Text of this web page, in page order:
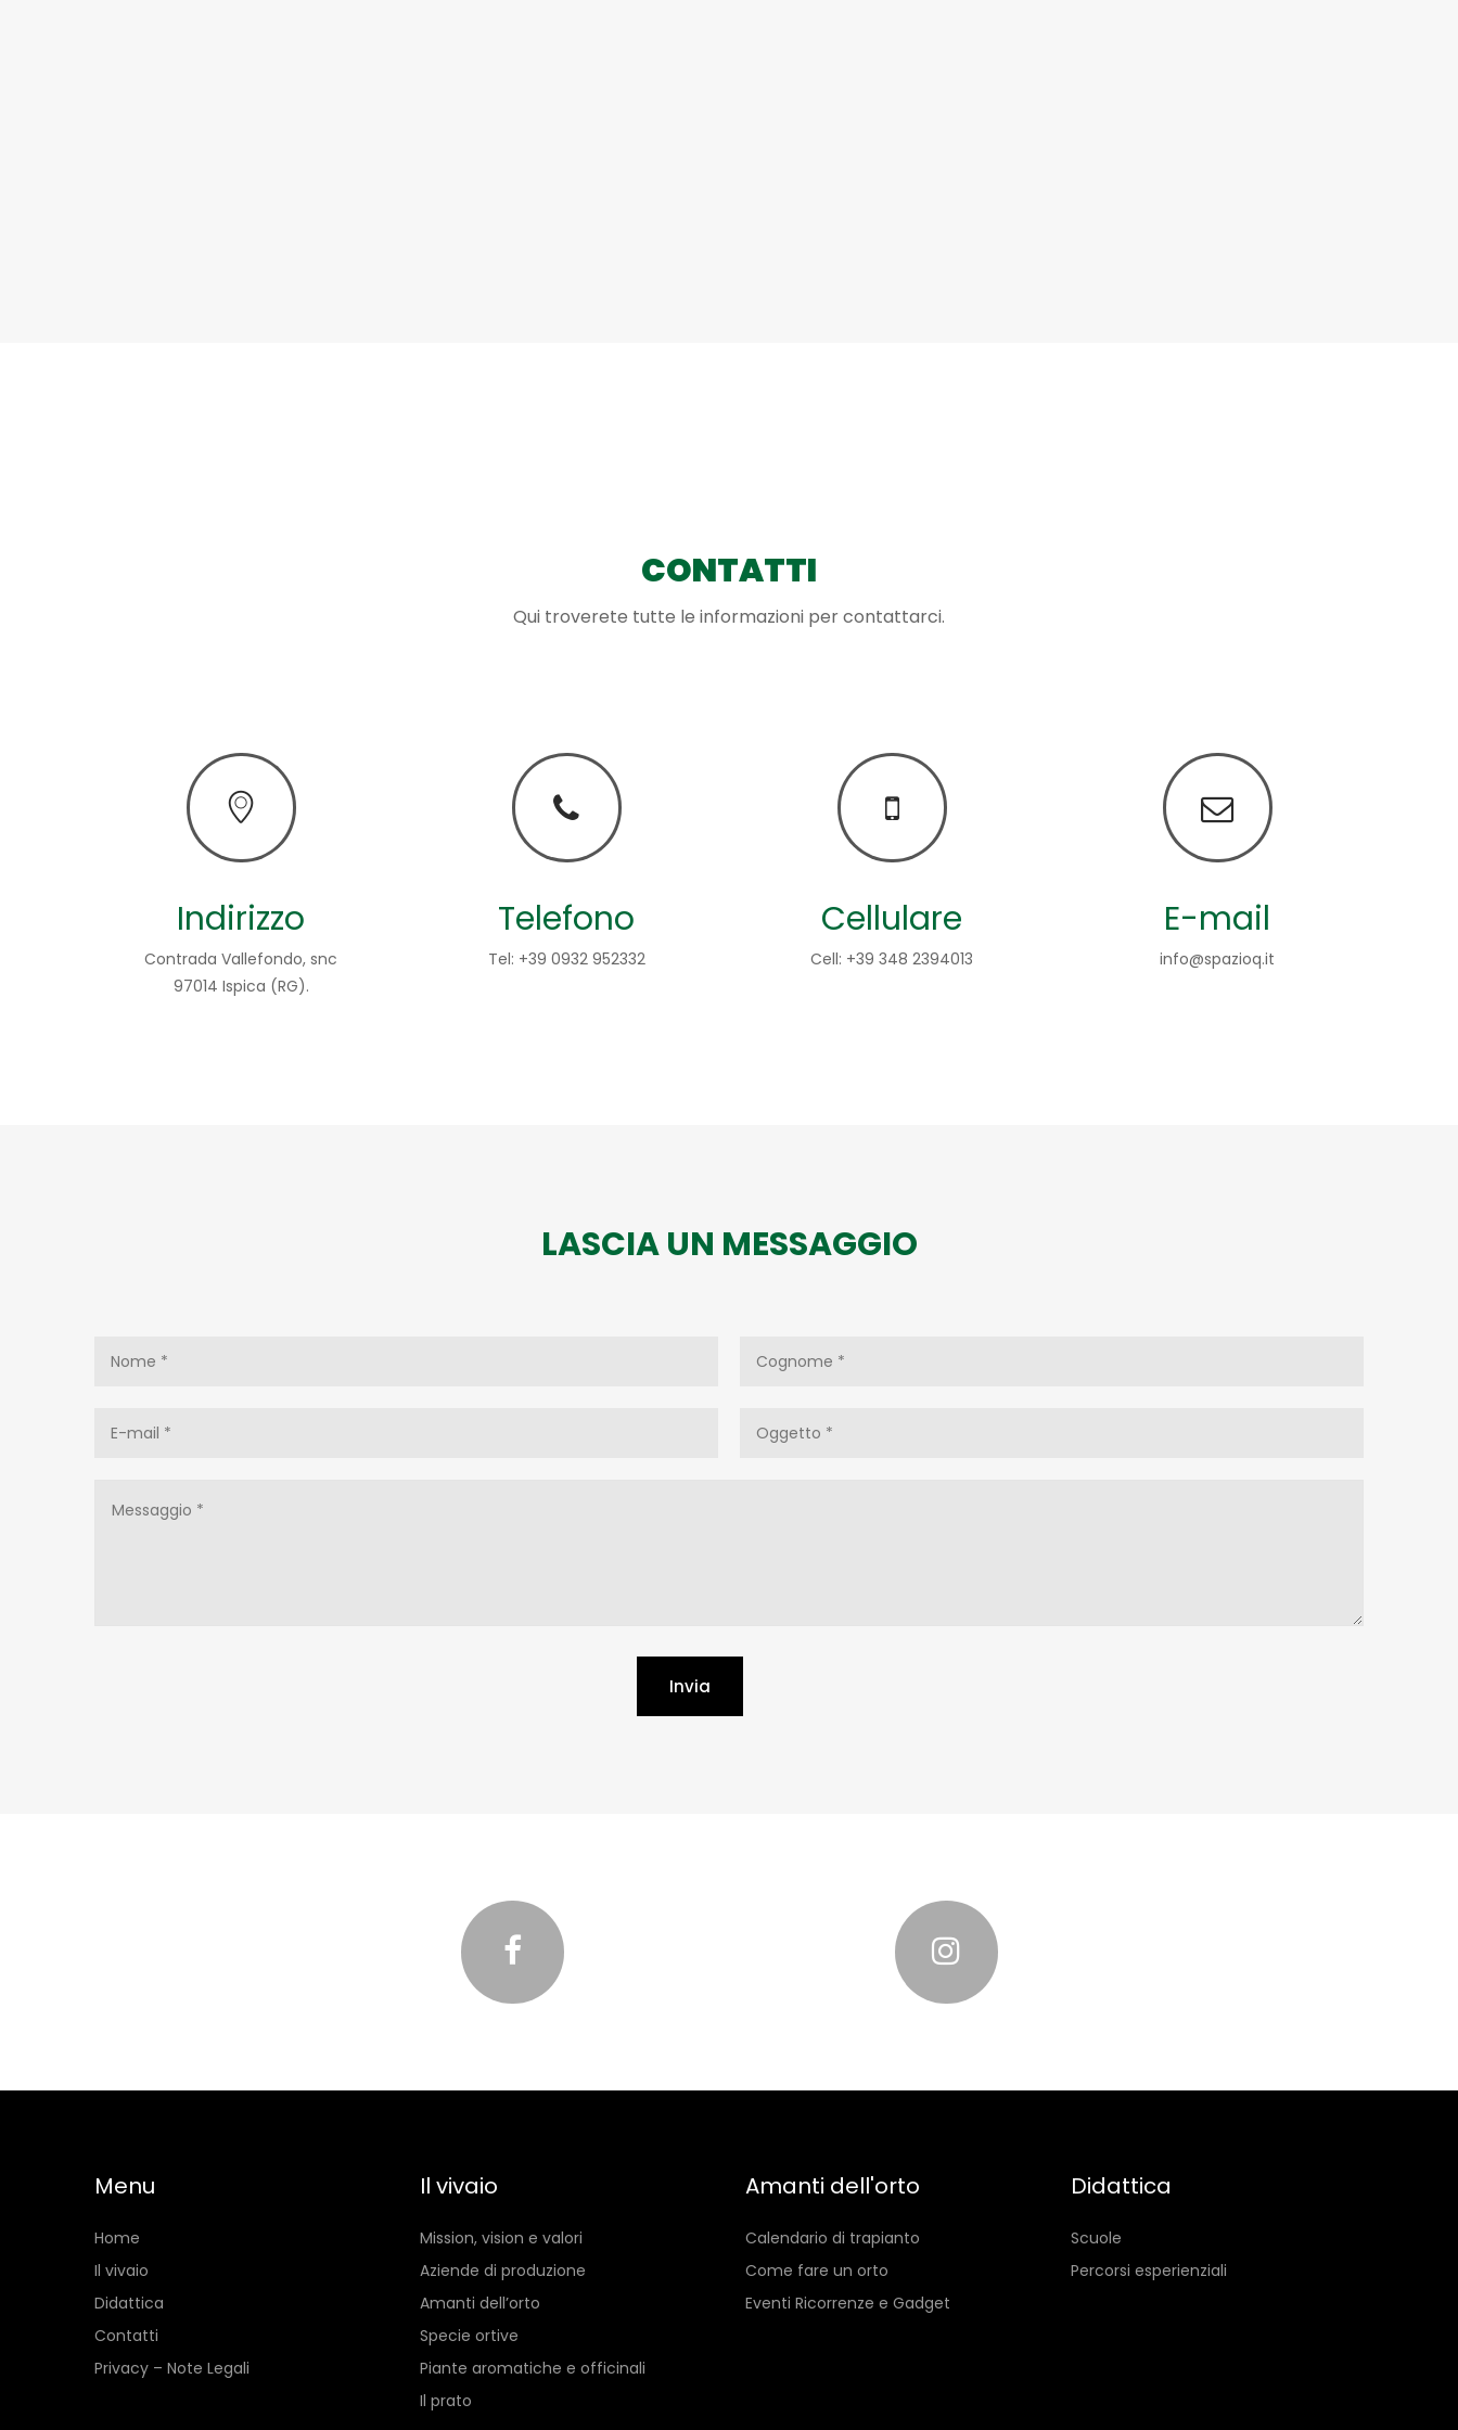
CONTATTI
Qui troverete tutte le informazioni per contattarci.
Indirizzo
Contrada Vallefondo, snc
97014 Ispica (RG).
Telefono
Tel: +39 0932 952332
Cellulare
Cell: +39 348 2394013
E-mail
info@spazioq.it
LASCIA UN MESSAGGIO
Menu
Home
Il vivaio
Didattica
Contatti
Privacy – Note Legali
Il vivaio
Mission, vision e valori
Aziende di produzione
Amanti dell’orto
Specie ortive
Piante aromatiche e officinali
Il prato
Amanti dell'orto
Calendario di trapianto
Come fare un orto
Eventi Ricorrenze e Gadget
Didattica
Scuole
Percorsi esperienziali